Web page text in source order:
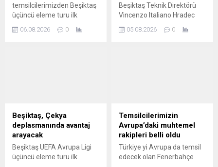
temsilcilerimizden Beşiktaş
üçüncü eleme turu ilk
konuk oluyor
06.08.2026 0
Beşiktaş Teknik Direktörü
Vincenzo Italiano Hradec
basın toplantısında konuştu
05.08.2026 0
Beşiktaş, Çekya
deplasmanında avantaj
arayacak
Beşiktaş UEFA Avrupa Ligi
üçüncü eleme turu ilk
Temsilcilerimizin
Avrupa’daki muhtemel
rakipleri belli oldu
Türkiye yi Avrupa da temsil
edecek olan Fenerbahçe